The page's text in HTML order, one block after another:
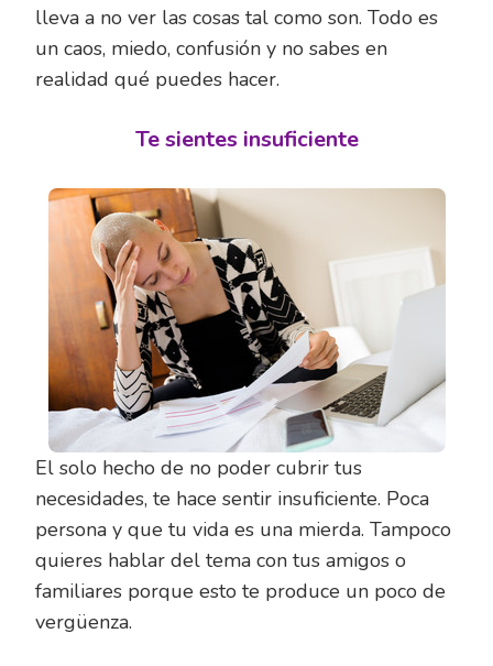
lleva a no ver las cosas tal como son. Todo es
un caos, miedo, confusión y no sabes en
realidad qué puedes hacer.
Te sientes insuficiente
El solo hecho de no poder cubrir tus
necesidades, te hace sentir insuficiente. Poca
persona y que tu vida es una mierda. Tampoco
quieres hablar del tema con tus amigos o
familiares porque esto te produce un poco de
vergüenza.